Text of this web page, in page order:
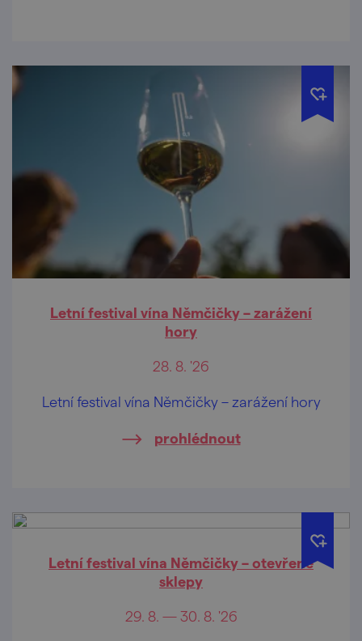
Letní festival vína Němčičky – zarážení
hory
28. 8. '26
Letní festival vína Němčičky – zarážení hory
prohlédnout
Letní festival vína Němčičky – otevřené
sklepy
29. 8. — 30. 8. '26